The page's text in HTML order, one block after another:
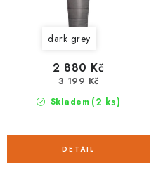
dark grey
Skladem (2 ks)
2 880 Kč
3 199 Kč